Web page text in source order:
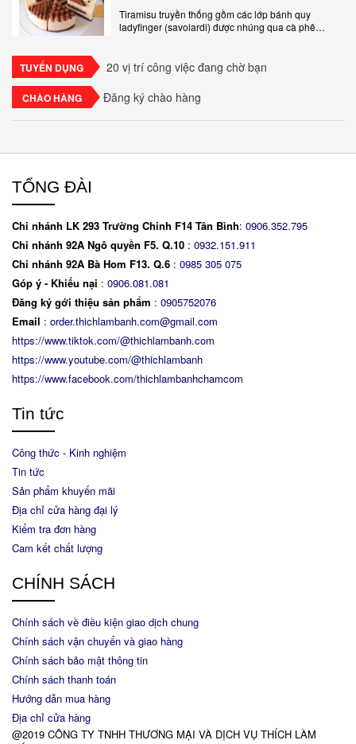
Tiramisu truyền thống gồm các lớp bánh quy
ladyfinger (savoiardi) được nhúng qua cà phê
TUYỂN DỤNG 20 vị trí công việc đang chờ bạn
CHÀO HÀNG Đăng ký chào hàng
TỔNG ĐÀI
Chi nhánh LK 293 Trường Chinh F14 Tân Bình: 0906.352.795
Chi nhánh 92A Ngô quyền F5. Q.10 : 0932.151.911
Chi nhánh 92A Bà Hom F13. Q.6 : 0985 305 075
Góp ý - Khiếu nại : 0906.081.081
Đăng ký gới thiệu sản phẩm : 0905752076
Email : order.thichlambanh.com@gmail.com
https://www.tiktok.com/@thichlambanh.com
https://www.youtube.com/@thichlambanh
https://www.facebook.com/thichlambanhchamcom
Tin tức
Công thức - Kinh nghiệm
Tin tức
Sản phẩm khuyến mãi
Địa chỉ cửa hàng đại lý
Kiểm tra đơn hàng
Cam kết chất lượng
CHÍNH SÁCH
Chính sách về điều kiện giao dịch chung
Chính sách vận chuyển và giao hàng
Chính sách bảo mật thông tin
Chính sách thanh toán
Hướng dẫn mua hàng
Địa chỉ cửa hàng
@2019 CÔNG TY TNHH THƯƠNG MẠI VÀ DỊCH VỤ THÍCH LÀM